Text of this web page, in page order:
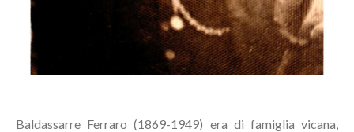
Baldassarre Ferraro (1869-1949) era di famiglia vicana,